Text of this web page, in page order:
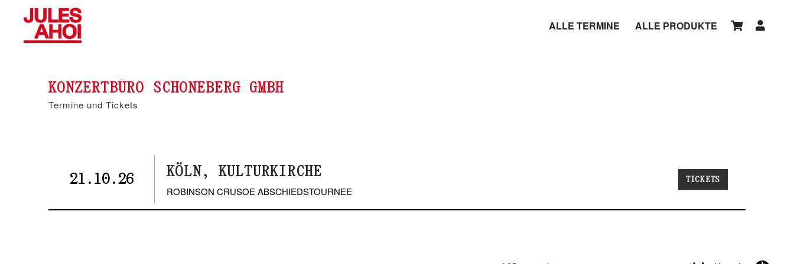
ALLE TERMINE ALLE PRODUKTE
KONZERTBÜRO SCHONEBERG GMBH
Termine und Tickets
21.10.26 KÖLN, KULTURKIRCHE
ROBINSON CRUSOE ABSCHIEDSTOURNEE
TICKETS